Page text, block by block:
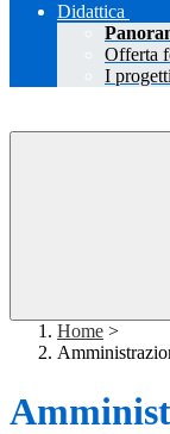
Didattica
Offerta
I
Home >